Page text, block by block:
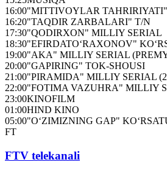
16:00"MITTIVOYLAR
16:20"TAQDIR ZARBALARI" T/N
17:30"QODIRXON" MILLIY SERIAL
18:30"EFIRDATO‘RAXONOV"
19:00"AKA" MILLIY SERIAL
20:00"GAPIRING" TOK-SHOUSI
21:00"PIRAMIDA" MILLIY SERIAL
22:00"FOTIMA VAZUHRA" MILLIY
23:00KINOFILM
01:00HIND KINO
05:00"O‘ZIMIZNING GAP"
FT
FTV telekanali